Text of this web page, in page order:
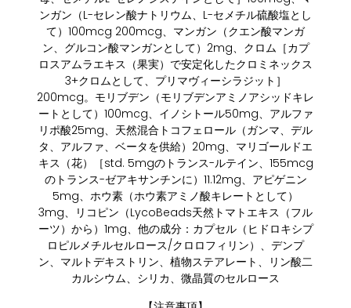
ンガン（L-セレン酸ナトリウム、L-セメチル硫酸塩とし
て）100mcg 200mcg、マンガン（クエン酸マンガ
ン、グルコン酸マンガンとして）2mg、クロム［カプ
ロスアムラエキス（果実）で安定化したクロミネックス
3+クロムとして、プリマヴィーシラジット］
200mcg。モリブデン（モリブデンアミノアシッドキレ
ートとして）100mcg、イノシトール50mg、アルファ
リポ酸25mg、天然混合トコフェロール（ガンマ、デル
タ、アルファ、ベータを供給）20mg、マリゴールドエ
キス（花）［std. 5mgのトランス-ルテイン、155mcg
のトランス-ゼアキサンチンに）11.12mg、アピゲニン
5mg、ホウ素（ホウ素アミノ酸キレートとして）
3mg、リコピン（LycoBeads天然トマトエキス（フル
ーツ）から）1mg、他の成分：カプセル（ヒドロキシプ
ロピルメチルセルロース/クロロフィリン）、デンプ
ン、マルトデキストリン、植物ステアレート、リン酸二
カルシウム、シリカ、微晶質のセルロース